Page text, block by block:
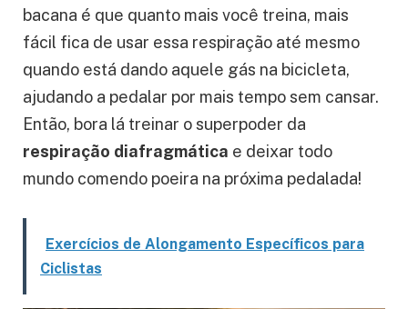
devagarinho pela boca. Repita isso algumas
vezes e você vai sentir como se estivesse
dando uma recarga nas suas energias! E o mais
bacana é que quanto mais você treina, mais
fácil fica de usar essa respiração até mesmo
quando está dando aquele gás na bicicleta,
ajudando a pedalar por mais tempo sem cansar.
respiração diafragmática e deixar todo
mundo comendo poeira na próxima pedalada!